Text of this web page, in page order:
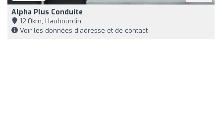
Alpha Plus Conduite
12,0km, Haubourdin
Voir les données d'adresse et de contact